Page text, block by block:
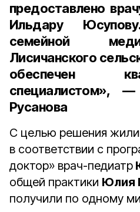
предоставлено
Ильдару Юсупову
семейной
Лисичанского
обеспечен
специалистом»,
Русанова
С целью решения
в соответствии с
доктор» врач-педиатр
общей практики Юлия
получили по одному